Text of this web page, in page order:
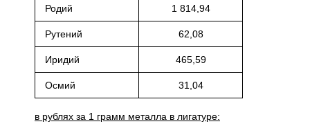
Родий 1 814,94
Рутений 62,08
Иридий 465,59
Осмий 31,04
в рублях за 1 грамм металла в лигатуре: